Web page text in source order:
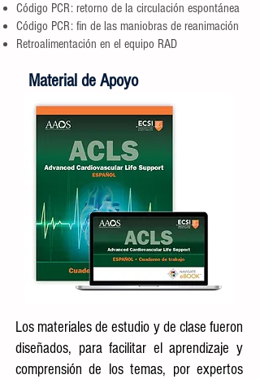
Código PCR: retorno de la circulación espontánea
Código PCR: fin de las maniobras de reanimación
Retroalimentación en el equipo RAD
Material de Apoyo
Los materiales de estudio y de clase fueron
diseñados, para facilitar el aprendizaje y
comprensión de los temas, por expertos